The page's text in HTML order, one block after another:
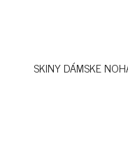
SKINY DÁMSKE